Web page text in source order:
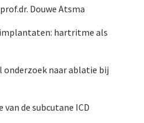
Douwe Atsma
implantaten: hartritme als
naar ablatie bij
van de subcutane ICD